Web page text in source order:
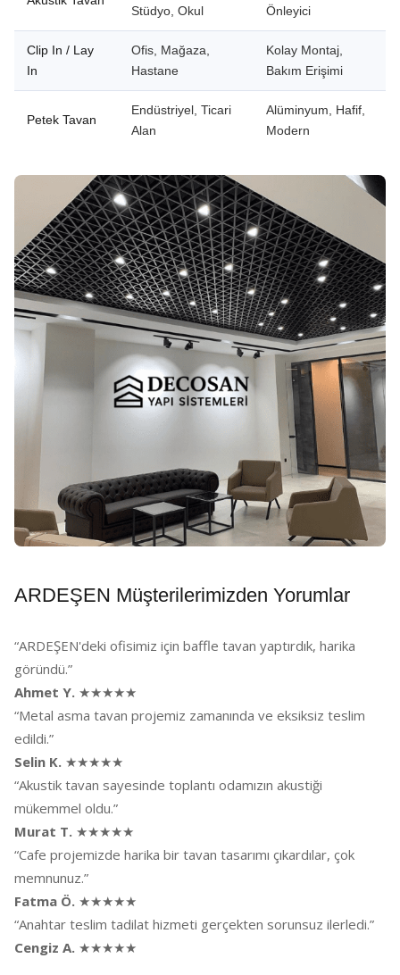
Stüdyo, Okul
Önleyici
Clip In / Lay
In
Ofis, Mağaza,
Hastane
Kolay Montaj,
Bakım Erişimi
Petek Tavan
Endüstriyel, Ticari
Alan
Alüminyum, Hafif,
Modern
ARDEŞEN Müşterilerimizden Yorumlar
“ARDEŞEN'deki ofisimiz için baffle tavan yaptırdık, harika
göründü.”
Ahmet Y. ★★★★★
“Metal asma tavan projemiz zamanında ve eksiksiz teslim
edildi.”
Selin K. ★★★★★
“Akustik tavan sayesinde toplantı odamızın akustiği
mükemmel oldu.”
Murat T. ★★★★★
“Cafe projemizde harika bir tavan tasarımı çıkardılar, çok
memnunuz.”
Fatma Ö. ★★★★★
“Anahtar teslim tadilat hizmeti gerçekten sorunsuz ilerledi.”
Cengiz A. ★★★★★